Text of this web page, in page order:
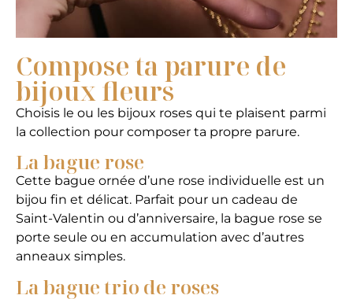
Compose ta parure de
bijoux fleurs
Choisis le ou les bijoux roses qui te plaisent parmi
la collection pour composer ta propre parure.
La bague rose
Cette bague ornée d’une rose individuelle est un
bijou fin et délicat. Parfait pour un cadeau de
Saint-Valentin ou d’anniversaire, la bague rose se
porte seule ou en accumulation avec d’autres
anneaux simples.
La bague trio de roses